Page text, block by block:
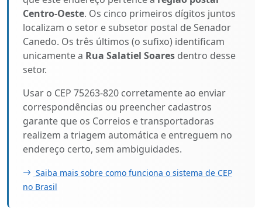
Centro-Oeste. Os cinco primeiros dígitos juntos
localizam o setor e subsetor postal de Senador
Canedo. Os três últimos (o sufixo) identificam
unicamente a Rua Salatiel Soares dentro desse
setor.
Usar o CEP 75263-820 corretamente ao enviar
correspondências ou preencher cadastros
garante que os Correios e transportadoras
realizem a triagem automática e entreguem no
endereço certo, sem ambiguidades.
Saiba mais sobre como funciona o sistema de CEP
no Brasil